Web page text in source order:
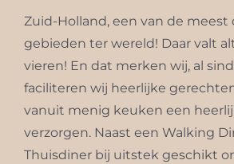
Zuid-Holland, een van de
gebieden ter wereld! Daar valt
vieren! En dat merken wij, al
faciliteren wij heerlijke
vanuit menig keuken een
verzorgen. Naast een Walking
Thuisdiner bij uitstek geschikt